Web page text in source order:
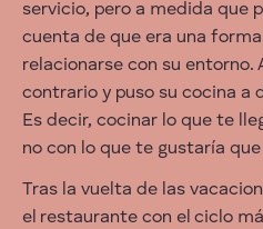
servicio, pero a medida que
cuenta de que era una
relacionarse con su entorno.
contrario y puso su cocina a
Es decir, cocinar lo que te
no con lo que te gustaría
Tras la vuelta de las
el restaurante con el ciclo